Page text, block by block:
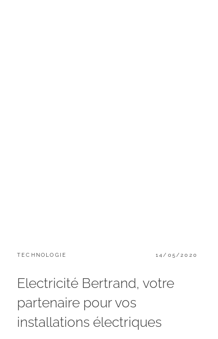
CATEGORIES:
TECHNOLOGIE
POSTED
14/05/2020
Electricité Bertrand, votre
partenaire pour vos
installations électriques